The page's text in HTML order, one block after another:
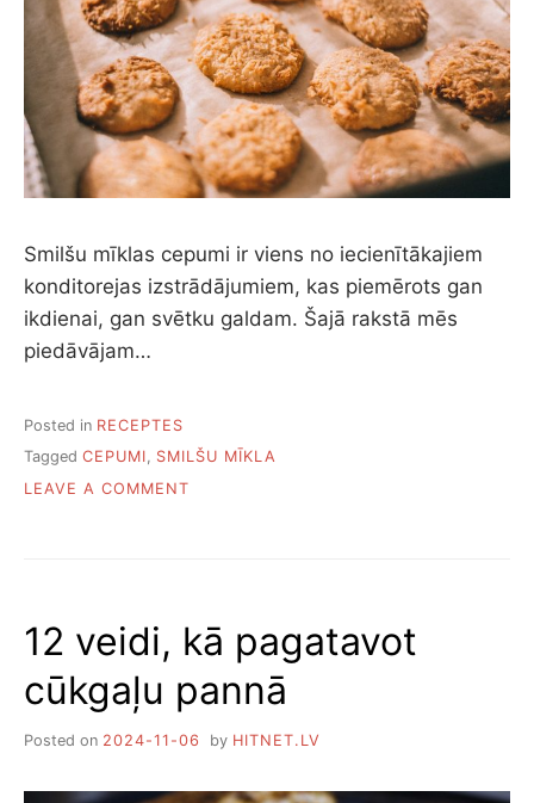
Smilšu mīklas cepumi ir viens no iecienītākajiem
konditorejas izstrādājumiem, kas piemērots gan
ikdienai, gan svētku galdam. Šajā rakstā mēs
piedāvājam…
Posted in RECEPTES
Tagged CEPUMI, SMILŠU MĪKLA
LEAVE A COMMENT
12 veidi, kā pagatavot
cūkgaļu pannā
Posted on 2024-11-06 by HITNET.LV